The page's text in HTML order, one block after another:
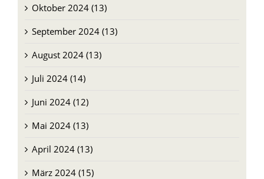
Oktober 2024 (13)
September 2024 (13)
August 2024 (13)
Juli 2024 (14)
Juni 2024 (12)
Mai 2024 (13)
April 2024 (13)
März 2024 (15)